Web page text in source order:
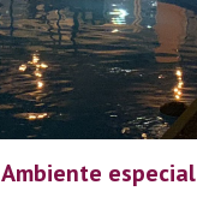
Ambiente especial